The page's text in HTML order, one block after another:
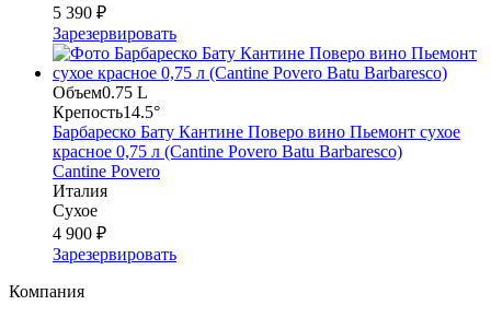
5 390 ₽
Зарезервировать
Объем0.75 L
Крепость14.5°
Барбареско Бату Кантине Поверо вино Пьемонт сухое
красное 0,75 л (Cantine Povero Batu Barbaresco)
Cantine Povero
Италия
Сухое
4 900 ₽
Зарезервировать
Компания